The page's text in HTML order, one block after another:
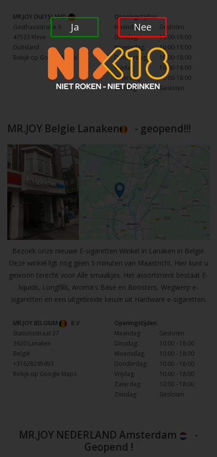
MR.JOY DUITSLAND
Gasthausstraße 9
47533 Kleve
Duitsland
Bekijk op Google Maps
Openingstijden:
Maandag:
Gesloten
Dinsdag:
10:00-18:00
Woensdag:
10:00-18:00
Donderdag:
10:00-18:00
Vrijdag:
10:00-18:00
Zaterdag:
10:00-18:00
Zondag:
Gesloten
MR.JOY Belgie Lanaken - geopend!!!
Bezoek onze nieuwe E-sigaretten Winkel in Lanaken in Belgie.
Deze winkel ligt nog geen 5 minuten van Maastricht. Hier kunt u
gewoon terecht voor Alle smaakjes. Het assortiment bestaat E-
liquids, Longfills, Aroma's Base en Boosters, Wegwerp e-
sigaretten en een uitgebreide keuze uit Hardware e-sigaretten.
MR.JOY BELGIUM
B.V
Stationsstraat 27
3620 Lanaken
België
+31628295953
Bekijk op Google Maps
Openingstijden:
Maandag:
Gesloten
Dinsdag:
10:00 - 18:00
Woensdag:
10:00 - 18:00
Donderdag:
10:00 - 18:00
Vrijdag:
10:00 - 18:00
Zaterdag:
10:00 - 18:00
Zondag:
Gesloten
MR.JOY NEDERLAND Amsterdam
-
Geopend !
Ja Nee